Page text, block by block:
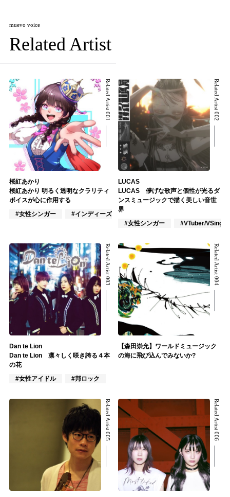
muevo voice
Related Artist
Related Artist 001
桜紅あかり
桜紅あかり 明るく透明なクラリティ
ボイスが心に作用する
#女性シンガー
#インディーズ
Related Artist 002
LUCAS
LUCAS 儚げな歌声と個性が光るダ
ンスミュージックで描く美しい音世
界
#女性シンガー
#VTuber/VSinger
Related Artist 003
Dan te Lion
Dan te Lion 凛々しく咲き誇る４本
の花
#女性アイドル
#邦ロック
Related Artist 004
【森田崇允】ワールドミュージック
の海に飛び込んでみないか?
Related Artist 005 Related Artist 006